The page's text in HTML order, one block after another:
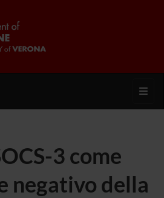
3 come
negativo della